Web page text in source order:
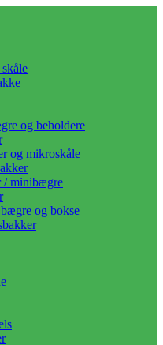
og beholdere
og mikroskåle
/ minibægre
og bokse